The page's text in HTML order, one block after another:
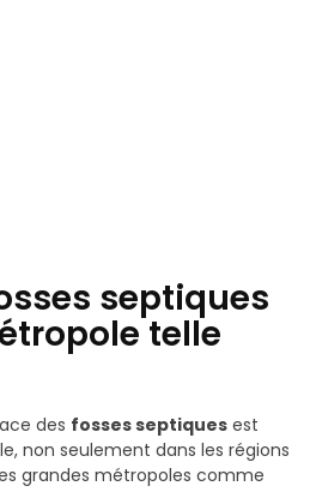
septiques
telle
des fosses septiques est
non seulement dans les régions
grandes métropoles comme